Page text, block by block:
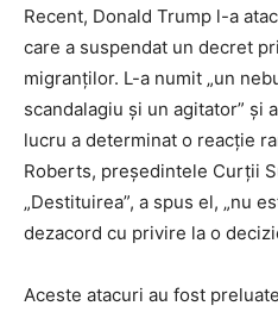
Recent, Donald Trump l-a
care a suspendat un decret
migranţilor. L-a numit „un
scandalagiu şi un agitator” şi
lucru a determinat o reacţie
Roberts, preşedintele Curţii
„Destituirea”, a spus el, „nu
dezacord cu privire la o
Aceste atacuri au fost